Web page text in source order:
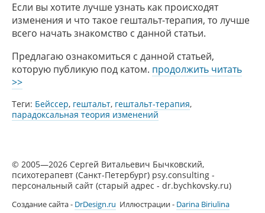
Если вы хотите лучше узнать как происходят
изменения и что такое гештальт-терапия, то лучше
всего начать знакомство с данной статьи.
Предлагаю ознакомиться с данной статьей,
которую публикую под катом. продолжить читать
>>Парадоксальная
изменений
(Арнольд
Теги: Бейссер, гештальт, гештальт-терапия,
парадоксальная теория изменений
© 2005—2026 Сергей Витальевич Бычковский,
психотерапевт (Санкт-Петербург) psy.consulting -
персональный сайт (старый адрес - dr.bychkovsky.ru)
Создание сайта - DrDesign.ru Иллюстрации - Darina Biriulina